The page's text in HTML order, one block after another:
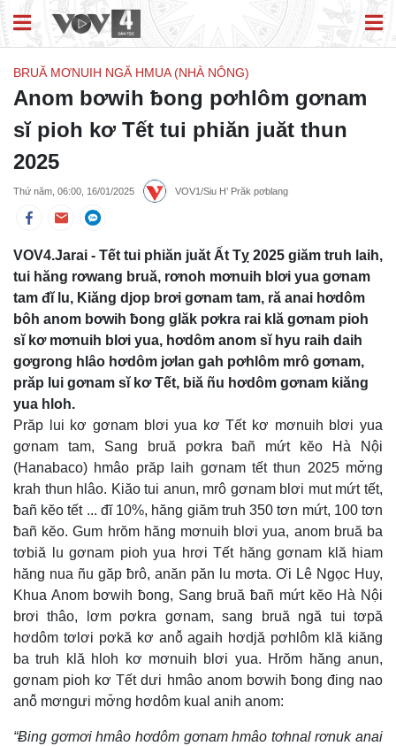
BRUĂ MƠNUIH NGĂ HMUA (NHÀ NÔNG)
Anom bơwih ƀong pơhlôm gơnam
sĭ pioh kơ Tết tui phiăn juăt thun
2025
Thứ năm, 06:00, 16/01/2025 VOV1/Siu H’ Prăk pơblang
VOV4.Jarai - Tết tui phiăn juăt Ất Tỵ 2025 giăm truh laih,
tui hăng rơwang bruă, rơnoh mơnuih blơi yua gơnam
tam đĭ lu, Kiăng djop brơi gơnam tam, ră anai hơdôm
bôh anom bơwih ƀong glăk pơkra rai klă gơnam pioh
sĭ kơ mơnuih blơi yua, hơdôm anom sĭ hyu raih daih
gơgrong hlâo hơdôm jơlan gah pơhlôm mrô gơnam,
prăp lui gơnam sĭ kơ Tết, biă ñu hơdôm gơnam kiăng
yua hloh.
Prăp lui kơ gơnam blơi yua kơ Tết kơ mơnuih blơi yua
gơnam tam, Sang bruă pơkra ƀañ mứt kĕo Hà Nội
(Hanabaco) hmâo prăp laih gơnam tết thun 2025 mơ̆ng
krah thun hlâo. Kiăo tui anun, mrô gơnam blơi mut mứt tết,
ƀañ kĕo tết ... đĭ 10%, hăng giăm truh 350 tơn mứt, 100 tơn
ƀañ kĕo. Gum hrŏm hăng mơnuih blơi yua, anom bruă ba
tơbiă lu gơnam pioh yua hrơi Tết hăng gơnam klă hiam
hăng nua ñu găp ƀrô, anăn păn lu mơta. Ơi Lê Ngọc Huy,
Khua Anom bơwih ƀong, Sang bruă ƀañ mứt kĕo Hà Nội
brơi thâo, lơm pơkra gơnam, sang bruă ngă tui tơpă
hơdôm tơlơi pơkă kơ anô̆ agaih hơdjă pơhlôm klă kiăng
ba truh klă hloh kơ mơnuih blơi yua. Hrŏm hăng anun,
gơnam pioh kơ Tết dưi hmâo anom bơwih ƀong đing nao
anô̆ mơngưi mơ̆ng hơdôm kual anih anom:
“Ƀing gơmơi hmâo hơdôm gơnam hmâo tơhnal rơnuk anai